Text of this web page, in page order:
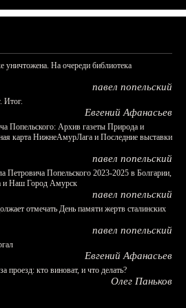
уничтожена. На очереди библиотека
павел попельский
Итог.
Евгений Афанасьев
Попельского: Архив газеты Природа и
карта НижнеАмурЛага и Последние выставки
павел попельский
Петровича Попельского 2023-2025 в Болгарии,
и Наш Город Амурск
павел попельский
отмечать День памяти жертв сталинских
павел попельский
Евгений Афанасьев
проезд: кто виноват, и что делать?
Олег Паньков